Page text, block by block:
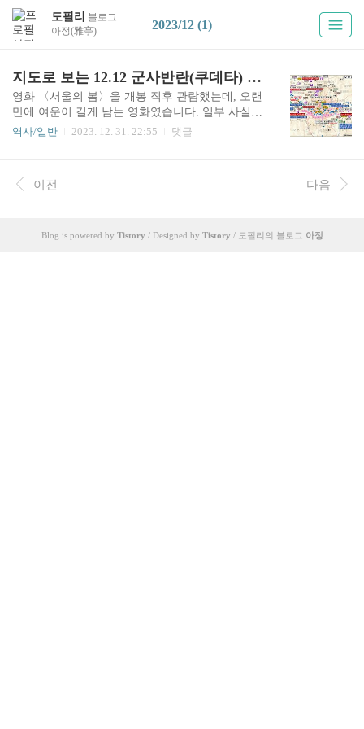
도필리 블로그
아정(雅亭)
2023/12 (1)
지도로 보는 12.12 군사반란(쿠데타) 전개 과정 이야기
영화 〈서울의 봄〉을 개봉 직후 관람했는데, 오랜
만에 여운이 길게 남는 영화였습니다. 일부 사실과
다른 부분이 있었지만, 극적 효과를 위한 각본이었
실했습니다. 이미 알려진 내용을 긴박하게 풀어가
는 것이 참 좋았던, 이 시대를 살아가는 많은 사람
후, 그 과정을 정리할 생각을 하게 되었습니다. 이
역사/일반 2023. 12. 31. 22:55 댓글
이전 다음
Blog is powered by Tistory / Designed by Tistory / 도필리의 블로그 아정